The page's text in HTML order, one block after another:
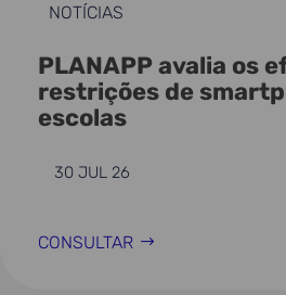
NOTÍCIAS
PLANAPP avalia os
restrições de
escolas
30 JUL 26
CONSULTAR